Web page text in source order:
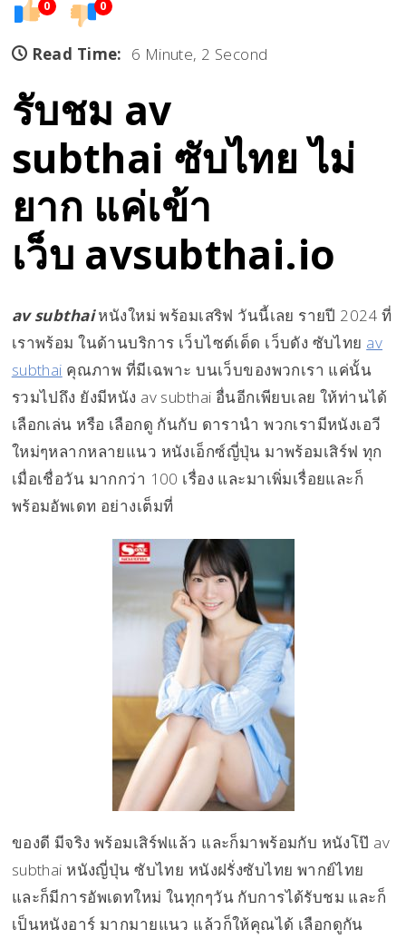
0 0
Read Time: 6 Minute, 2 Second
รับชม av
subthai ซับไทย ไม่
ยาก แค่เข้า
เว็บ avsubthai.io
av subthaiหนังใหม่ พร้อมเสริฟ วันนี้เลย รายปี 2024 ที่
เราพร้อม ในด้านบริการ เว็บไซต์เด็ด เว็บดัง ซับไทย av
subthai คุณภาพ ที่มีเฉพาะ บนเว็บของพวกเรา แค่นั้น
รวมไปถึง ยังมีหนัง av subthai อื่นอีกเพียบเลย ให้ท่านได้
เลือกเล่น หรือ เลือกดู กันกับ ดารานำ พวกเรามีหนังเอวี
ใหม่ๆหลากหลายแนว หนังเอ็กซ์ญี่ปุ่น มาพร้อมเสิร์ฟ ทุก
เมื่อเชื่อวัน มากกว่า 100 เรื่อง และมาเพิ่มเรื่อยและก็
พร้อมอัพเดท อย่างเต็มที่
ของดี มีจริง พร้อมเสิร์ฟแล้ว และก็มาพร้อมกับ หนังโป๊ av
subthai หนังญี่ปุ่น ซับไทย หนังฝรั่งซับไทย พากย์ไทย
และก็มีการอัพเดทใหม่ ในทุกๆวัน กับการได้รับชม และก็
เป็นหนังอาร์ มากมายแนว แล้วก็ให้คุณได้ เลือกดูกัน